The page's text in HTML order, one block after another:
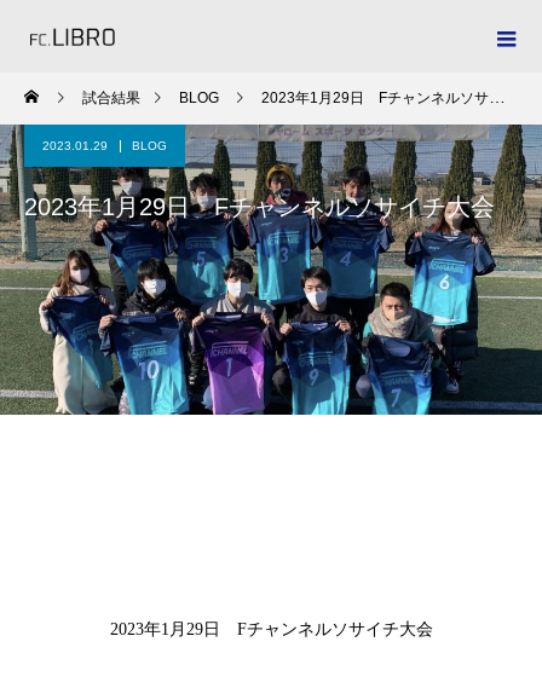
試合結果 BLOG 2023年1月29日 Fチャンネルソサイチ大会
2023.01.29 BLOG
2023年1月29日 Fチャンネルソサイチ大会
2023年1月29日 Fチャンネルソサイチ大会